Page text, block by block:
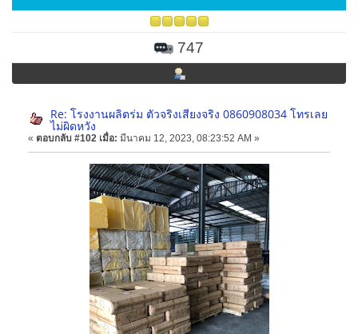
747
Re: โรงงานผลิตร่ม ตัวจริงเสียงจริง 0860908034 โทรเลย
ไม่ผิดหวัง
« ตอบกลับ #102 เมื่อ: มีนาคม 12, 2023, 08:23:52 AM »